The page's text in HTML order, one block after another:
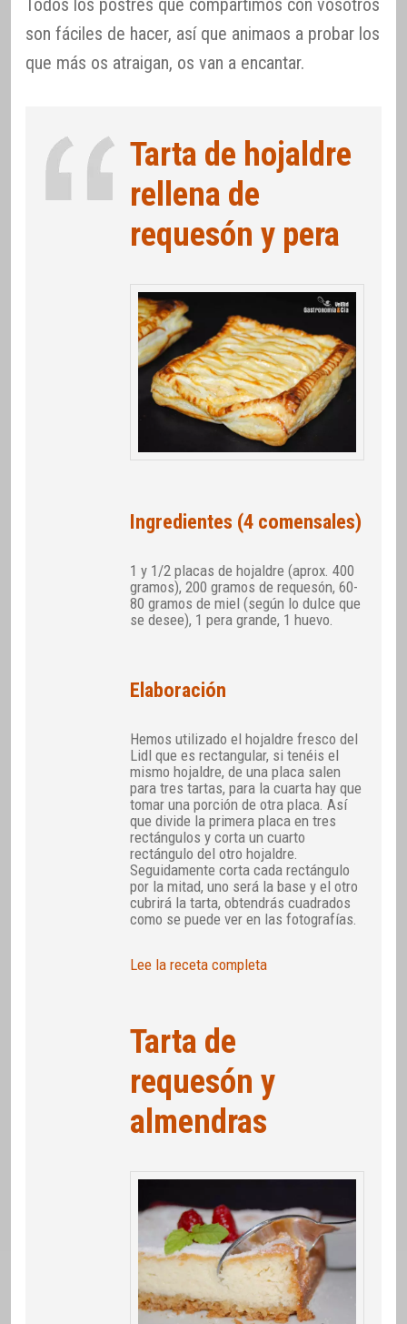
Todos los postres que compartimos con vosotros
son fáciles de hacer, así que animaos a probar los
que más os atraigan, os van a encantar.
Tarta de hojaldre
rellena de
requesón y pera
Ingredientes (4 comensales)
1 y 1/2 placas de hojaldre (aprox. 400
gramos), 200 gramos de requesón, 60-
80 gramos de miel (según lo dulce que
se desee), 1 pera grande, 1 huevo.
Elaboración
Hemos utilizado el hojaldre fresco del
Lidl que es rectangular, si tenéis el
mismo hojaldre, de una placa salen
para tres tartas, para la cuarta hay que
tomar una porción de otra placa. Así
que divide la primera placa en tres
rectángulos y corta un cuarto
rectángulo del otro hojaldre.
Seguidamente corta cada rectángulo
por la mitad, uno será la base y el otro
cubrirá la tarta, obtendrás cuadrados
como se puede ver en las fotografías.
Lee la receta completa
Tarta de
requesón y
almendras